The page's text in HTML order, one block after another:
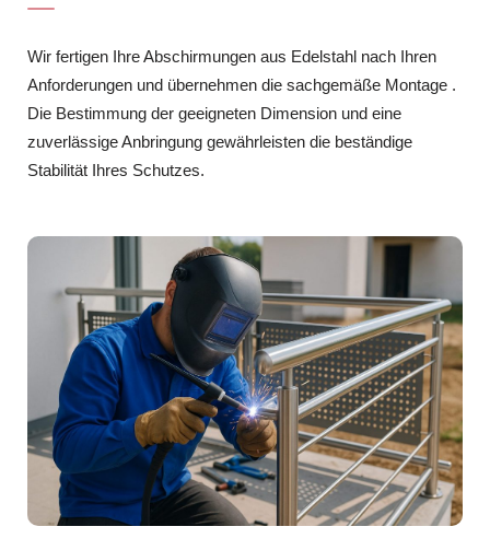
Wir fertigen Ihre Abschirmungen aus Edelstahl nach Ihren
Anforderungen und übernehmen die sachgemäße Montage .
Die Bestimmung der geeigneten Dimension und eine
zuverlässige Anbringung gewährleisten die beständige
Stabilität Ihres Schutzes.